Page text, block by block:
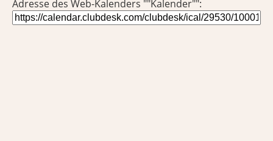
Adresse des Web-Kalenders ""Kalender"":